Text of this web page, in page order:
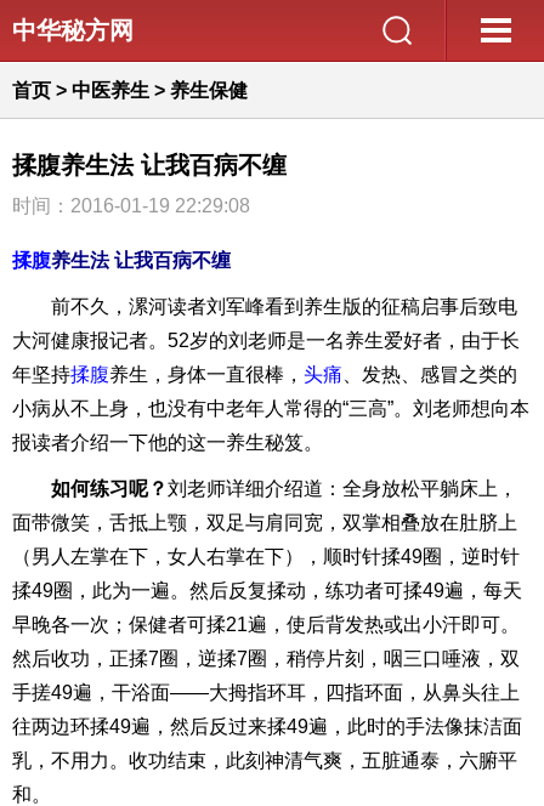
中华秘方网
首页 > 中医养生 > 养生保健
揉腹养生法 让我百病不缠
时间：2016-01-19 22:29:08
揉腹养生法 让我百病不缠
前不久，漯河读者刘军峰看到养生版的征稿启事后致电
大河健康报记者。52岁的刘老师是一名养生爱好者，由于长
年坚持揉腹养生，身体一直很棒， 头痛 、发热、感冒之类的
小病从不上身，也没有中老年人常得的“三高”。刘老师想向本
报读者介绍一下他的这一养生秘笈。
如何练习呢？刘老师详细介绍道：全身放松平躺床上，
面带微笑，舌抵上颚，双足与肩同宽，双掌相叠放在肚脐上
（男人左掌在下，女人右掌在下），顺时针揉49圈，逆时针
揉49圈，此为一遍。然后反复揉动，练功者可揉49遍，每天
早晚各一次；保健者可揉21遍，使后背发热或出小汗即可。
然后收功，正揉7圈，逆揉7圈，稍停片刻，咽三口唾液，双
手搓49遍，干浴面——大拇指环耳，四指环面，从鼻头往上
往两边环揉49遍，然后反过来揉49遍，此时的手法像抹洁面
乳，不用力。收功结束，此刻神清气爽，五脏通泰，六腑平
和。